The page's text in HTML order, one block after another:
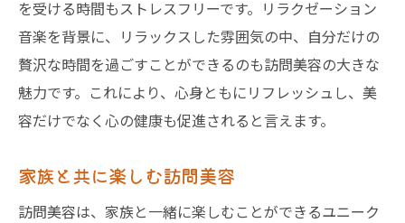
訪問美容で変える日々のルーティン
訪問美容がもたらす心の豊かさ
訪問美容で感じる毎日の小さな贅沢
訪問美容を通じた新しい発見
を受ける時間もストレスフリーです。リラクゼーション
音楽を背景に、リラックスした雰囲気の中、自分だけの
贅沢な時間を過ごすことができるのも訪問美容の大きな
魅力です。これにより、心身ともにリフレッシュし、美
容だけでなく心の健康も促進されると言えます。
家族と共に楽しむ訪問美容
訪問美容は、家族と一緒に楽しむことができるユニーク